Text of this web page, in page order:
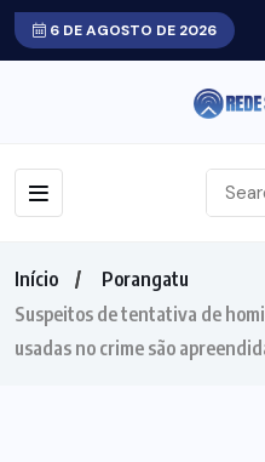
6 DE AGOSTO DE 2026
Início
Porangatu
Suspeitos de tentativa de
usadas no crime são